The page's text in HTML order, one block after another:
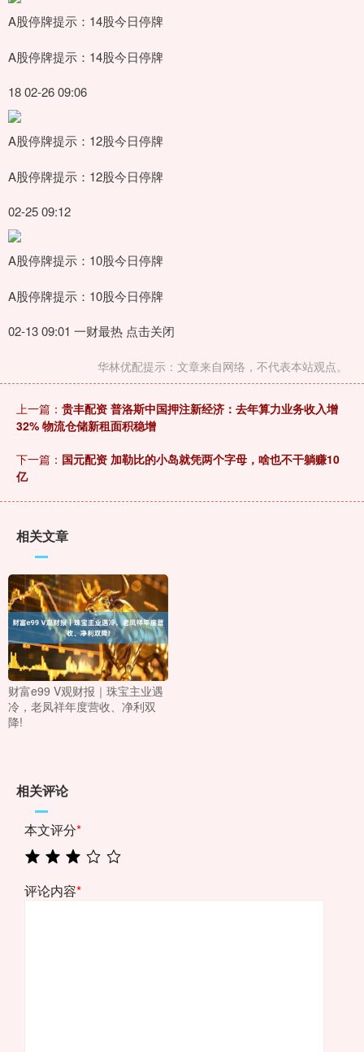
A股停牌提示：14股今日停牌
A股停牌提示：14股今日停牌
18 02-26 09:06
A股停牌提示：12股今日停牌
A股停牌提示：12股今日停牌
02-25 09:12
A股停牌提示：10股今日停牌
A股停牌提示：10股今日停牌
02-13 09:01 一财最热 点击关闭
华林优配提示：文章来自网络，不代表本站观点。
上一篇： 贵丰配资 普洛斯中国押注新经济：去年算力业务收入增
32% 物流仓储新租面积稳增
下一篇： 国元配资 加勒比的小岛就凭两个字母，啥也不干躺赚10
亿
相关文章
财富e99 V观财报｜珠宝主业遇
冷，老凤祥年度营收、净利双
降!
相关评论
本文评分*
评论内容*